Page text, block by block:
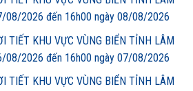
08/2026 đến 16h00 ngày 08/08/2026
TIẾT KHU VỰC VÙNG BIỂN TỈNH LÂM
08/2026 đến 16h00 ngày 07/08/2026
TIẾT KHU VỰC VÙNG BIỂN TỈNH LÂM